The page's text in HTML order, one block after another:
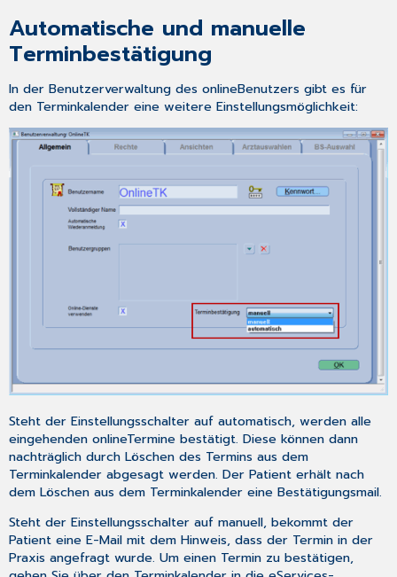
Automatische und manuelle
Terminbestätigung
In der Benutzerverwaltung des onlineBenutzers gibt es für
den Terminkalender eine weitere Einstellungsmöglichkeit:
Steht der Einstellungsschalter aufautomatisch, werden alle
eingehenden onlineTermine bestätigt. Diese können dann
nachträglich durch Löschen des Termins aus dem
Terminkalender abgesagt werden. Der Patient erhält nach
dem Löschen aus dem Terminkalender eine Bestätigungsmail.
Steht der Einstellungsschalter aufmanuell, bekommt der
Patient eine E-Mail mit dem Hinweis, dass der Termin in der
Praxis angefragt wurde. Um einen Termin zu bestätigen,